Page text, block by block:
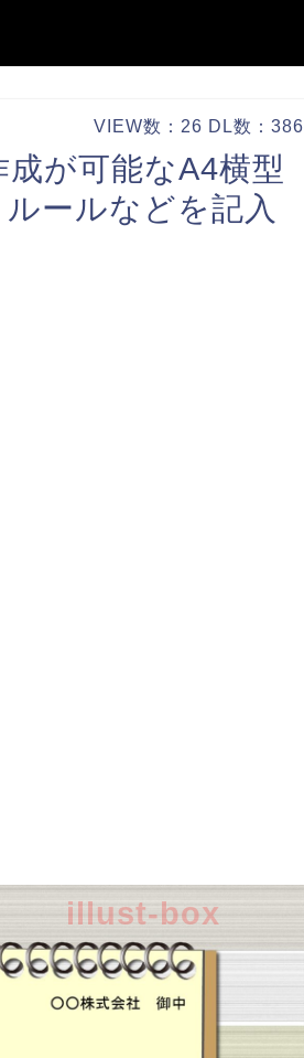
VIEW数：26 DL数：386
が可能なA4横型
ールなどを記入
illust-box